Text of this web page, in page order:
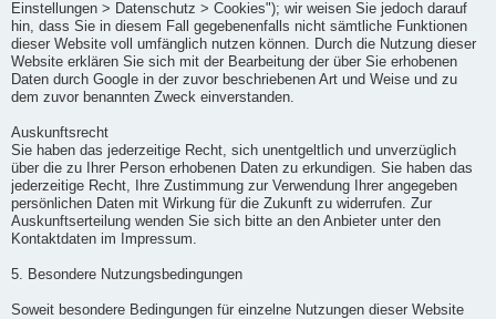
Einstellungen > Datenschutz > Cookies"); wir weisen Sie jedoch darauf
hin, dass Sie in diesem Fall gegebenenfalls nicht sämtliche Funktionen
dieser Website voll umfänglich nutzen können. Durch die Nutzung dieser
Website erklären Sie sich mit der Bearbeitung der über Sie erhobenen
Daten durch Google in der zuvor beschriebenen Art und Weise und zu
dem zuvor benannten Zweck einverstanden.
Auskunftsrecht
Sie haben das jederzeitige Recht, sich unentgeltlich und unverzüglich
über die zu Ihrer Person erhobenen Daten zu erkundigen. Sie haben das
jederzeitige Recht, Ihre Zustimmung zur Verwendung Ihrer angegeben
persönlichen Daten mit Wirkung für die Zukunft zu widerrufen. Zur
Auskunftserteilung wenden Sie sich bitte an den Anbieter unter den
Kontaktdaten im Impressum.
5. Besondere Nutzungsbedingungen
Soweit besondere Bedingungen für einzelne Nutzungen dieser Website